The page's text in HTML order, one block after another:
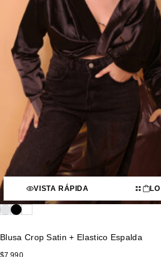
VISTA RÁPIDA
Blusa Crop Satin + Elastico Espalda
$7.990